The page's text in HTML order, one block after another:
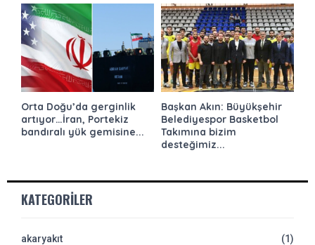
Orta Doğu’da gerginlik
artıyor…İran, Portekiz
bandıralı yük gemisine...
Başkan Akın: Büyükşehir
Belediyespor Basketbol
Takımına bizim
desteğimiz...
KATEGORILER
akaryakıt (1)